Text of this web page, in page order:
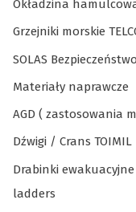
Okładzina
Grzejniki morskie
SOLAS
Materiały naprawcze
AGD ( zastosowania
Dźwigi / Crans TOIMIL
Drabinki
ladders